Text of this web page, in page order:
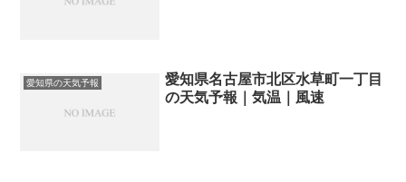
愛知県の天気予報
愛知県名古屋市北区水草町一丁目
の天気予報｜気温｜風速